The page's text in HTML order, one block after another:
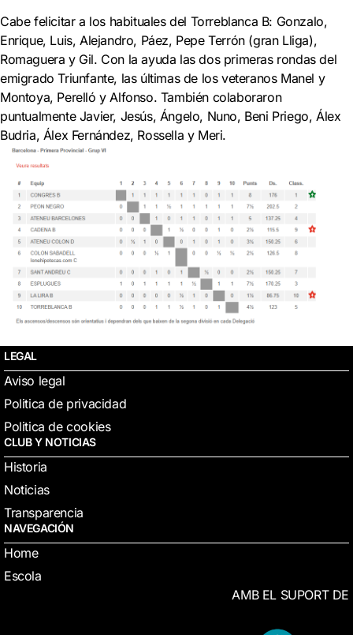
Cabe felicitar a los habituales del Torreblanca B: Gonzalo,
Enrique, Luis, Alejandro, Páez, Pepe Terrón (gran Lliga),
Romaguera y Gil. Con la ayuda las dos primeras rondas del
emigrado Triunfante, las últimas de los veteranos Manel y
Montoya, Perelló y Alfonso. También colaboraron
puntualmente Javier, Jesús, Ángelo, Nuno, Beni Priego, Álex
Budria, Álex Fernández, Rossella y Meri.
LEGAL
Aviso legal
Politica de privacidad
Politica de cookies
CLUB Y NOTICIAS
Historia
Noticias
Transparencia
NAVEGACIÓN
Home
Escola
AMB EL SUPORT DE